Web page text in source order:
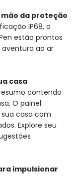
da proteção
IP68, o
Pen estão prontos
ao ar
casa
contendo
O painel
casa com
Explore seu
impulsionar